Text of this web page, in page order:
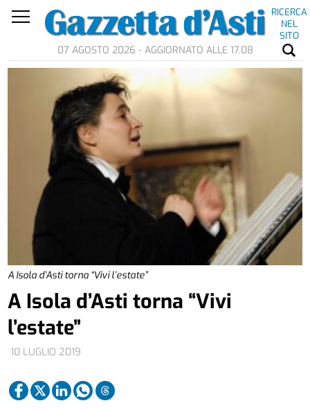
RICERCA
NEL
SITO
07 AGOSTO 2026 - AGGIORNATO ALLE 17.08
A Isola d’Asti torna “Vivi l’estate”
10 LUGLIO 2019
A Isola d’Asti torna “Vivi
l’estate”